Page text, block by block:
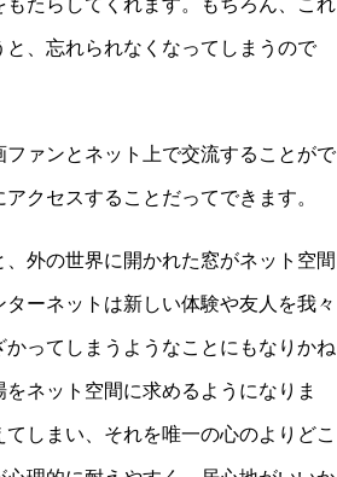
たらしてくれます。もちろん、これ
、忘れられなくなってしまうので
ァンとネット上で交流することがで
クセスすることだってできます。
外の世界に開かれた窓がネット空間
ーネットは新しい体験や友人を我々
ってしまうようなことにもなりかね
ネット空間に求めるようになりま
しまい、それを唯一の心のよりどこ